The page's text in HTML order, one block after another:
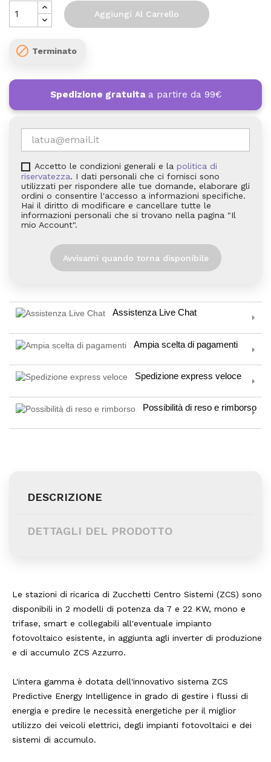
Aggiungi Al Carrello
 Terminato
Spedizione gratuita a partire da 99€
Accetto le condizioni generali e la politica di
riservatezza. I dati personali che ci fornisci sono
utilizzati per rispondere alle tue domande, elaborare gli
ordini o consentire l'accesso a informazioni specifiche.
Hai il diritto di modificare e cancellare tutte le
informazioni personali che si trovano nella pagina "Il
mio Account".
Avvisami quando torna disponibile
Assistenza Live Chat
Ampia scelta di pagamenti
Spedizione express veloce
Possibilità di reso e rimborso
DESCRIZIONE
DETTAGLI DEL PRODOTTO
Le stazioni di ricarica di Zucchetti Centro Sistemi (ZCS) sono
disponibili in 2 modelli di potenza da 7 e 22 KW, mono e
trifase, smart e collegabili all'eventuale impianto
fotovoltaico esistente, in aggiunta agli inverter di produzione
e di accumulo ZCS Azzurro.
L'intera gamma è dotata dell'innovativo sistema ZCS
Predictive Energy Intelligence in grado di gestire i flussi di
energia e predire le necessità energetiche per il miglior
utilizzo dei veicoli elettrici, degli impianti fotovoltaici e dei
sistemi di accumulo.